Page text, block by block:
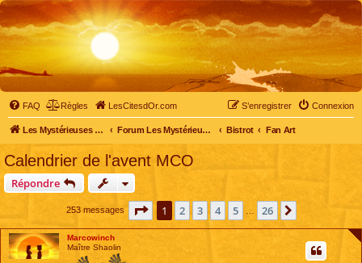
FAQ Règles LesCitesdOr.com Connexion
S’enregistrer
Les Mystérieuses Cités d'Or - LesCitesdOr.com Forum Les Mystérieuses Cités d'Or Bistrot Fan Art
Calendrier de l'avent MCO
Répondre
253 messages Page 1sur26
1 2 3 4 5 26
Marcowinch
Maître Shaolin